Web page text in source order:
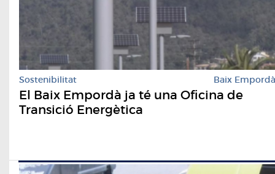
Sostenibilitat Baix Empordà
El Baix Empordà ja té una Oficina de
Transició Energètica